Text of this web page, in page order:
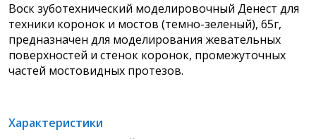
Воск зуботехнический моделировочный Денест для
техники коронок и мостов (темно-зеленый), 65г,
предназначен для моделирования жевательных
поверхностей и стенок коронок, промежуточных
частей мостовидных протезов.
Характеристики